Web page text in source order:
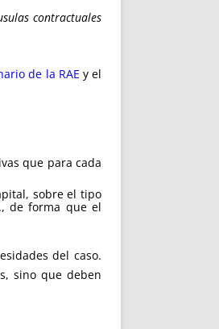
contractuales
de la RAE y el
que para cada
sobre el tipo
de forma que el
del caso.
sino que deben